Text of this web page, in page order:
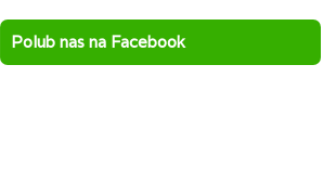
Polub nas na Facebook